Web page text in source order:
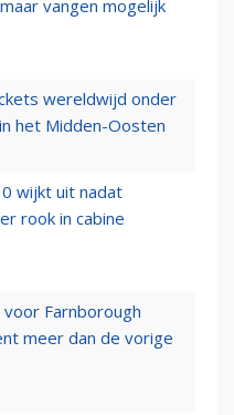
vangen mogelijk
wereldwijd onder
het Midden-Oosten
wijkt uit nadat
rook in cabine
Farnborough
meer dan de vorige